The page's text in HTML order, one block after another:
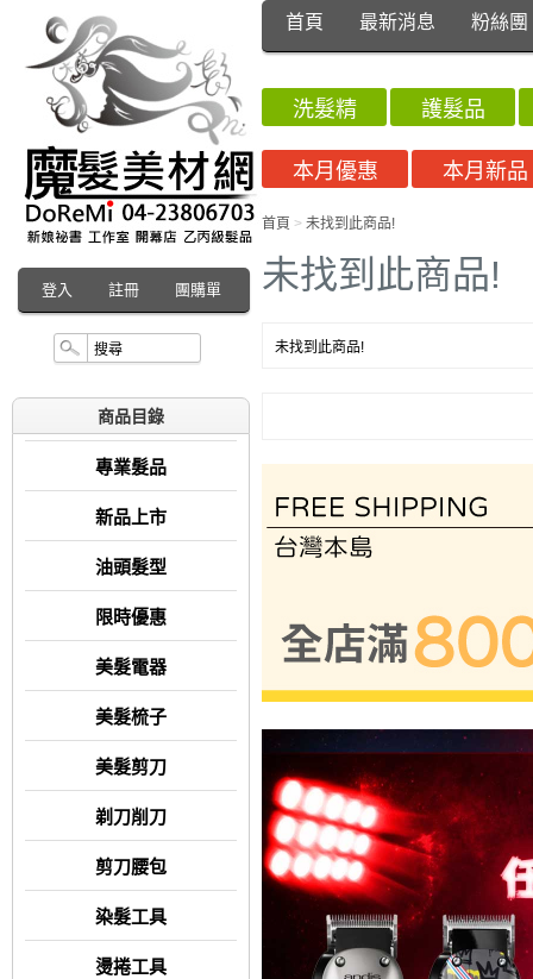
登入 註冊 團購單
首頁 最新消息 粉絲團
商品目錄
專業髮品
新品上市
油頭髮型
限時優惠
美髮電器
美髮梳子
美髮剪刀
剃刀削刀
剪刀腰包
染髮工具
燙捲工具
洗髮精
護髮品
本月優惠
本月新品
首頁 > 未找到此商品!
未找到此商品!
未找到此商品!